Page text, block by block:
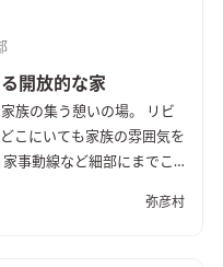
開放的な家
の集う憩いの場。 リビ
こにいても家族の雰囲気を
事動線など細部にまでこ
た。
弥彦村